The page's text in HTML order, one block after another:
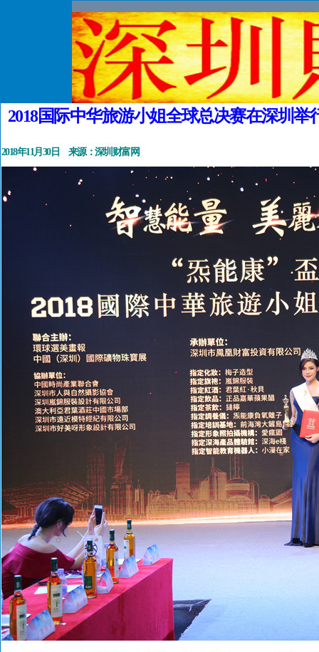
2018国际中华旅游小姐全球总决赛在深圳举
2018年11月 30日 来源：深圳财富网